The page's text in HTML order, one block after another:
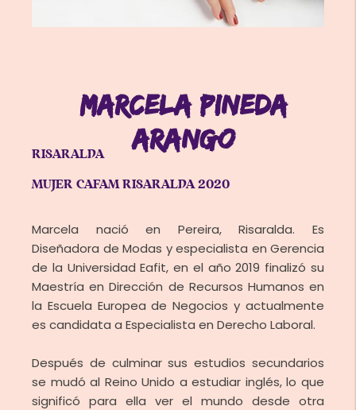
MARCELA PINEDA
ARANGO
RISARALDA
MUJER CAFAM RISARALDA 2020
Marcela nació en Pereira, Risaralda. Es
Diseñadora de Modas y especialista en Gerencia
de la Universidad Eafit, en el año 2019 finalizó su
Maestría en Dirección de Recursos Humanos en
la Escuela Europea de Negocios y actualmente
es candidata a Especialista en Derecho Laboral.
Después de culminar sus estudios secundarios
se mudó al Reino Unido a estudiar inglés, lo que
significó para ella ver el mundo desde otra